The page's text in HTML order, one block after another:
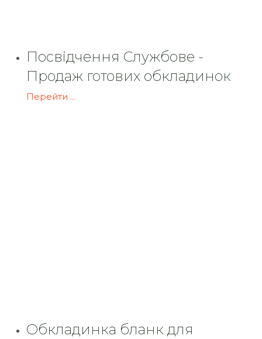
Посвідчення Службове -
Продаж готових обкладинок
Перейти ...
Обкладинка бланк для